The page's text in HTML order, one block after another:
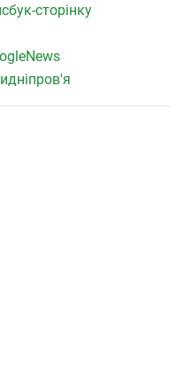
сторінку